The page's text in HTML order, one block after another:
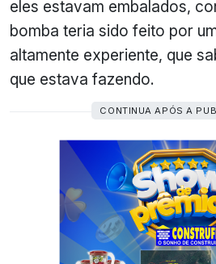
eles estavam embalados,
bomba teria sido feito por
altamente experiente, que
que estava fazendo.
CONTINUA APÓS A